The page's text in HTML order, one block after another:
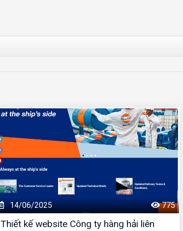
14/06/2025 775
Thiết kế website Công ty hàng hải liên